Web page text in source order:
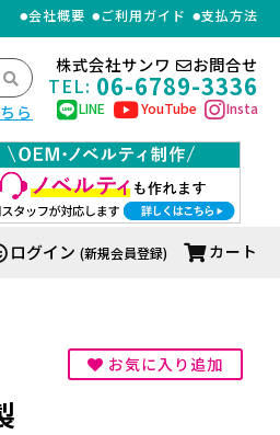
会社概要 ご利用ガイド 支払方法
ら
株式会社サンワ お問合せ
TEL: 06-6789-3336
LINE YouTube Insta
ログイン (新規会員登録) カート
お気に入り追加